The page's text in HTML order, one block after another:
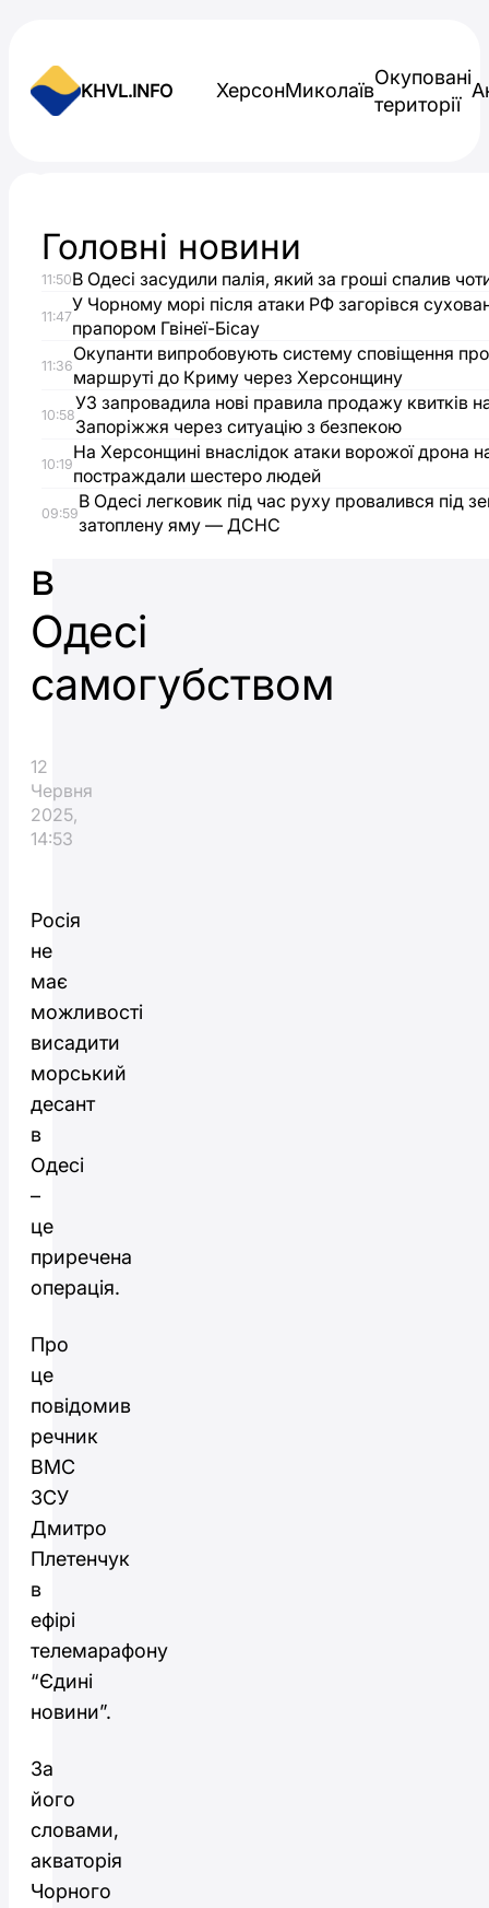
KHVL.INFO ХерсонМиколаїв
Окуповані
території
У
ВМС
назвали
висадку
десанту
РФ
в
Одесі
самогубством
12
Червня
2025,
14:53
Росія
не
має
можливості
висадити
морський
десант
в
Одесі
–
це
приречена
операція.
Про
це
повідомив
речник
ВМС
ЗСУ
Дмитро
Плетенчук
в
ефірі
телемарафону
“Єдині
новини”.
За
його
словами,
акваторія
Чорного
Головні новини
11:50В Одесі засудили палія, який за гроші спалив
11:47
У Чорному морі після атаки РФ загорівся
прапором Гвінеї-Бісау
11:36
Окупанти випробовують систему сповіщення
маршруті до Криму через Херсонщину
10:58
УЗ запровадила нові правила продажу квитків на
Запоріжжя через ситуацію з безпекою
10:19
На Херсонщині внаслідок атаки ворожої дрона
постраждали шестеро людей
09:59
В Одесі легковик під час руху провалився під
затоплену яму — ДСНС